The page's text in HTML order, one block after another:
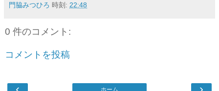
門脇みつひろ 時刻: 22:48
0 件のコメント:
コメントを投稿
ホーム